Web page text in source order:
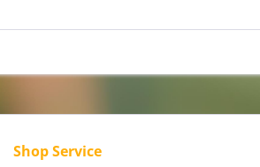
Shop Service